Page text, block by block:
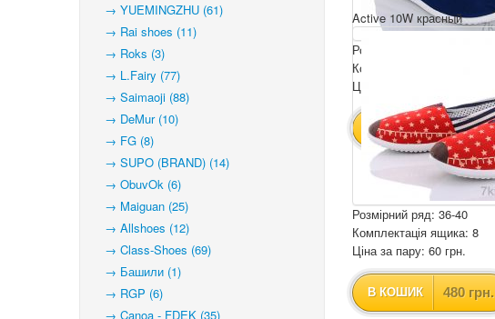
→ YUEMINGZHU (61)
→ Rai shoes (11)
→ Roks (3)
→ L.Fairy (77)
→ Saimaoji (88)
→ DeMur (10)
→ FG (8)
→ SUPO (BRAND) (14)
→ ObuvOk (6)
→ Maiguan (25)
→ Allshoes (12)
→ Class-Shoes (69)
→ Башили (1)
→ RGP (6)
→ Canoa - FDEK (35)
Розмірний ряд: 36-41
Комплектація ящика: 8
Ціна за пару: 60 грн.
В КОШИК 480 грн.
Active 10W красный
Розмірний ряд: 36-40
Комплектація ящика: 8
Ціна за пару: 60 грн.
В КОШИК 480 грн.